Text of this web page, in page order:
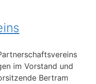
im Vorstand und
Bertram